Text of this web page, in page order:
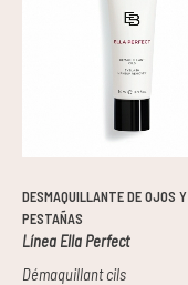
DESMAQUILLANTE DE OJOS Y
PESTAÑAS
Línea Ella Perfect
Démaquillant cils